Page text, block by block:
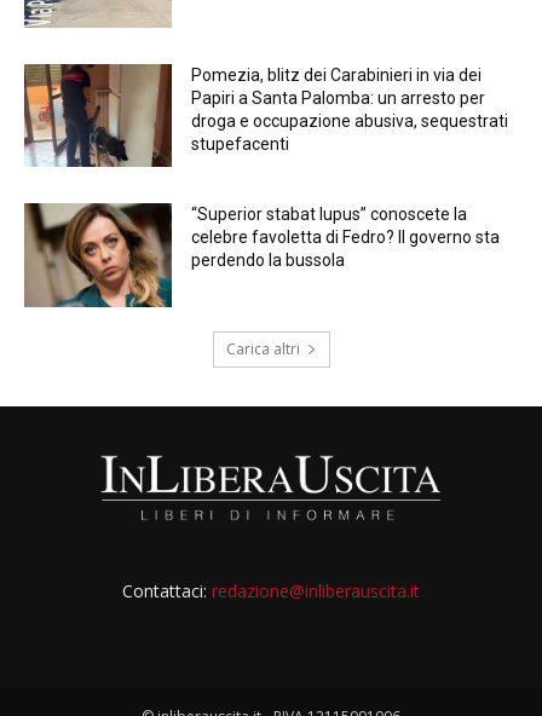
Pomezia, blitz dei Carabinieri in via dei
Papiri a Santa Palomba: un arresto per
droga e occupazione abusiva, sequestrati
stupefacenti
“Superior stabat lupus” conoscete la
celebre favoletta di Fedro? Il governo sta
perdendo la bussola
Carica altri
Contattaci: redazione@inliberauscita.it